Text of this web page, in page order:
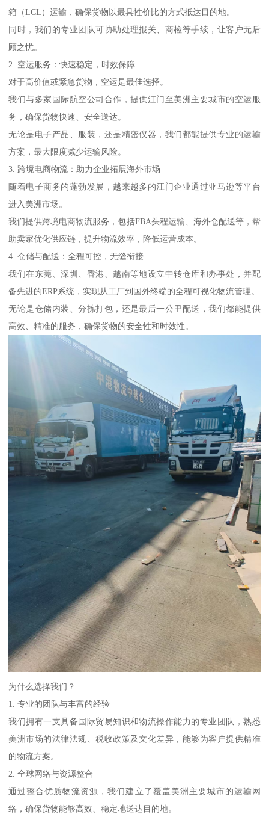
箱（LCL）运输，确保货物以最具性价比的方式抵达目的地。
同时，我们的专业团队可协助处理报关、商检等手续，让客户无后
顾之忧。
2. 空运服务：快速稳定，时效保障
对于高价值或紧急货物，空运是最佳选择。
我们与多家国际航空公司合作，提供江门至美洲主要城市的空运服
务，确保货物快速、安全送达。
无论是电子产品、服装，还是精密仪器，我们都能提供专业的运输
方案，最大限度减少运输风险。
3. 跨境电商物流：助力企业拓展海外市场
随着电子商务的蓬勃发展，越来越多的江门企业通过亚马逊等平台
进入美洲市场。
我们提供跨境电商物流服务，包括FBA头程运输、海外仓配送等，帮
助卖家优化供应链，提升物流效率，降低运营成本。
4. 仓储与配送：全程可控，无缝衔接
我们在东莞、深圳、香港、越南等地设立中转仓库和办事处，并配
备先进的ERP系统，实现从工厂到国外终端的全程可视化物流管理。
无论是仓储内装、分拣打包，还是最后一公里配送，我们都能提供
高效、精准的服务，确保货物的安全性和时效性。
为什么选择我们？
1. 专业的团队与丰富的经验
我们拥有一支具备国际贸易知识和物流操作能力的专业团队，熟悉
美洲市场的法律法规、税收政策及文化差异，能够为客户提供精准
的物流方案。
2. 全球网络与资源整合
通过整合优质物流资源，我们建立了覆盖美洲主要城市的运输网
络，确保货物能够高效、稳定地送达目的地。